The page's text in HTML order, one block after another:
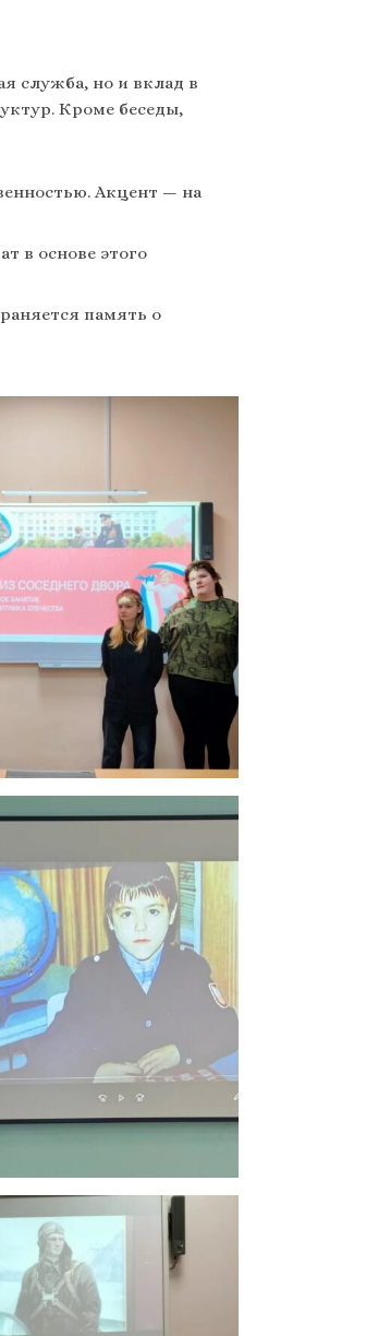
служба, но и вклад в
Кроме беседы,
Акцент — на
в основе этого
память о